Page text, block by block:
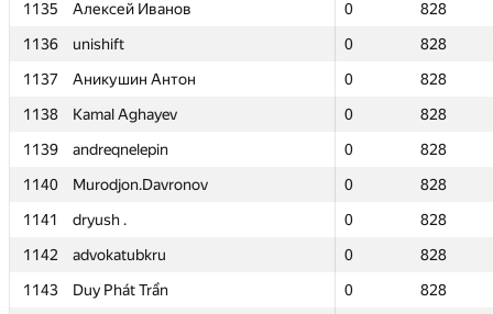
1135
Алексей Иванов 0
828
1136
unishift 0
828
1137
Аникушин Антон 0
828
1138
Kamal Aghayev 0
828
1139
andreqnelepin 0
828
1140
Murodjon.Davronov 0
828
1141
dryush . 0
828
1142
advokatubkru 0
828
1143
Duy Phát Trần 0
828
1135
Алексей Иванов 0
828
1136
unishift 0
828
1137
Аникушин Антон 0
828
1138
Kamal Aghayev 0
828
1139
andreqnelepin 0
828
1140
Murodjon.Davronov 0
828
1141
dryush . 0
828
1142
advokatubkru 0
828
1143
Duy Phát Trần 0
828